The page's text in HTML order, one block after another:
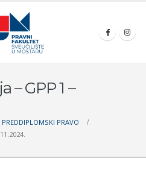
– GPP 1 –
PRAVO